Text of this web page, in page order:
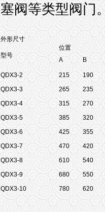
塞阀等类型阀门
外形尺寸
型号
位置
A
B
QDX3-2 215
190
QDX3-3
265
235
QDX3-4
315
270
QDX3-5
385
320
QDX3-6
425
355
QDX3-7
470
420
QDX3-8
610
540
QDX3-9
680
550
QDX3-10
780 620